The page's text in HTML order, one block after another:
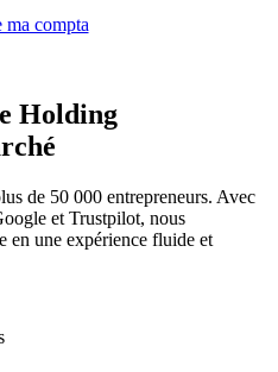
ma compta
Holding
de 50 000 entrepreneurs. Avec
et Trustpilot, nous
en une expérience fluide et